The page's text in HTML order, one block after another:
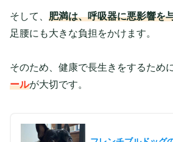
そして、 肥満は、呼吸器に悪影響を
足腰にも大きな負担をかけます。
そのため、健康で長生きをするために
ールが大切です。